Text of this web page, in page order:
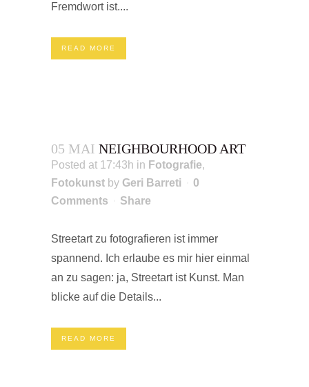
Fremdwort ist....
READ MORE
05 MAI NEIGHBOURHOOD ART
Posted at 17:43h in Fotografie,
Fotokunst by Geri Barreti
0
Comments
Share
Streetart zu fotografieren ist immer
spannend. Ich erlaube es mir hier einmal
an zu sagen: ja, Streetart ist Kunst. Man
blicke auf die Details...
READ MORE